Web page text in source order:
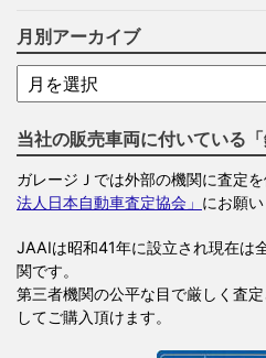
月別アーカイブ
当社の販売車両に付いている
ガレージＪでは外部の機関に査定
法人日本自動車査定協会」 にお願い
JAAIは昭和41年に設立され現在は
関です。
第三者機関の公平な目で厳しく査
してご購入頂けます。